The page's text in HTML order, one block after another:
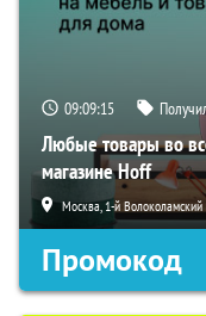
09:09:15
Любые товары во
магазине Hoff
Москва, 1-й Волоколамский
Промокод